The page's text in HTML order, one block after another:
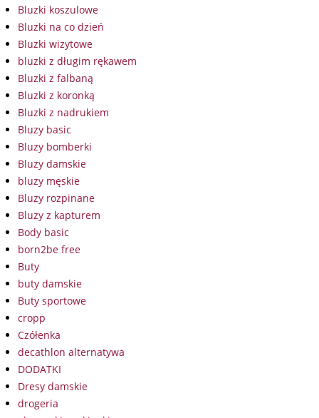
Bluzki koszulowe
Bluzki na co dzień
Bluzki wizytowe
bluzki z długim rękawem
Bluzki z falbaną
Bluzki z koronką
Bluzki z nadrukiem
Bluzy basic
Bluzy bomberki
Bluzy damskie
bluzy męskie
Bluzy rozpinane
Bluzy z kapturem
Body basic
born2be free
Buty
buty damskie
Buty sportowe
cropp
Czółenka
decathlon alternatywa
DODATKI
Dresy damskie
drogeria